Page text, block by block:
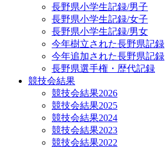
長野県小学生記録/男子
長野県小学生記録/女子
長野県小学生記録/男女
今年樹立された長野県記録
今年追加された長野県記録
長野県選手権・歴代記録
競技会結果
競技会結果2026
競技会結果2025
競技会結果2024
競技会結果2023
競技会結果2022